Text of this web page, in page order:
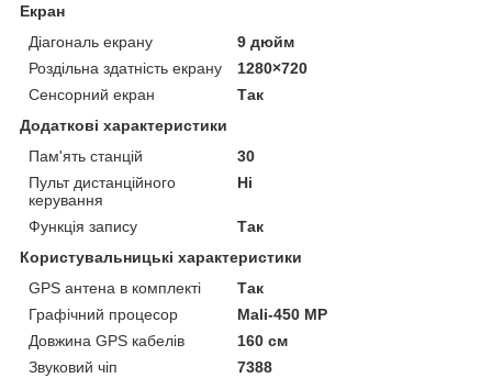
Екран
Діагональ екрану
9 дюйм
Роздільна здатність екрану
1280×720
Сенсорний екран
Так
Додаткові характеристики
Пам'ять станцій
30
Пульт дистанційного
керування
Ні
Функція запису
Так
Користувальницькі характеристики
GPS антена в комплекті
Так
Графічний процесор
Mali-450 MP
Довжина GPS кабелів
160 см
Звуковий чіп
7388